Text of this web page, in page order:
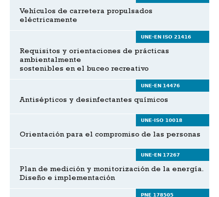
Vehículos de carretera propulsados
eléctricamente
UNE-EN ISO 21416
Requisitos y orientaciones de prácticas
ambientalmente
sostenibles en el buceo recreativo
UNE-EN 14476
Antisépticos y desinfectantes químicos
UNE-ISO 10018
Orientación para el compromiso de las personas
UNE-EN 17267
Plan de medición y monitorización de la energía.
Diseño e implementación
PNE 178505